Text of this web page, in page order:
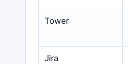
Tower
Jira